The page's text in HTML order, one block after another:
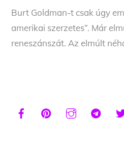
Burt Goldman-t csak úgy
amerikai szerzetes”. Már
reneszánszát. Az elmúlt